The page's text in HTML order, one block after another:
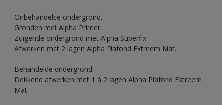
Onbehandelde ondergrond.
Gronden met Alpha Primer.
Zuigende ondergrond met Alpha Superfix.
Afwerken met 2 lagen Alpha Plafond Extreem Mat.
Behandelde ondergrond.
Dekkend afwerken met 1 à 2 lagen Alpha Plafond Extreem
Mat.